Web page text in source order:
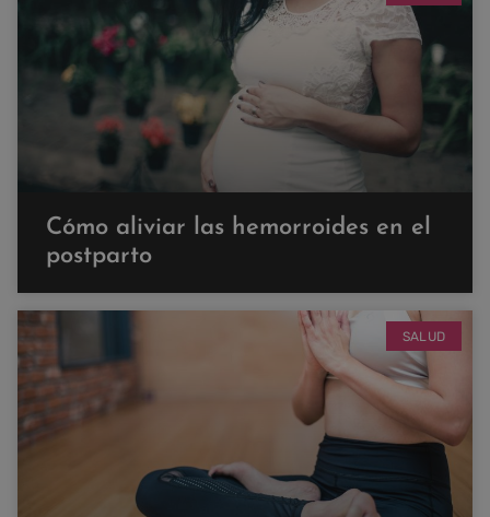
Cómo aliviar las hemorroides en el
postparto
SALUD